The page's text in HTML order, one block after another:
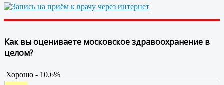
Как вы оцениваете московское здравоохранение в
целом?
Хорошо - 10.6%